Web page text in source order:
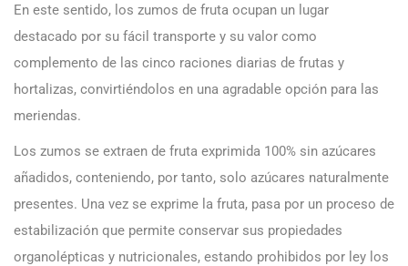
En este sentido, los zumos de fruta ocupan un lugar
destacado por su fácil transporte y su valor como
complemento de las cinco raciones diarias de frutas y
hortalizas, convirtiéndolos en una agradable opción para las
meriendas.
Los zumos se extraen de fruta exprimida 100% sin azúcares
añadidos, conteniendo, por tanto, solo azúcares naturalmente
presentes. Una vez se exprime la fruta, pasa por un proceso de
estabilización que permite conservar sus propiedades
organolépticas y nutricionales, estando prohibidos por ley los